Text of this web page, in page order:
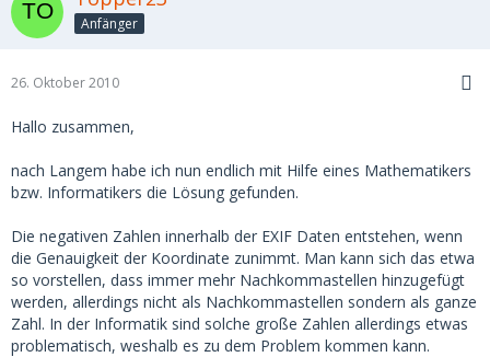
Anfänger
26. Oktober 2010
Hallo zusammen,
nach Langem habe ich nun endlich mit Hilfe eines Mathematikers
bzw. Informatikers die Lösung gefunden.
Die negativen Zahlen innerhalb der EXIF Daten entstehen, wenn
die Genauigkeit der Koordinate zunimmt. Man kann sich das etwa
so vorstellen, dass immer mehr Nachkommastellen hinzugefügt
werden, allerdings nicht als Nachkommastellen sondern als ganze
Zahl. In der Informatik sind solche große Zahlen allerdings etwas
problematisch, weshalb es zu dem Problem kommen kann.